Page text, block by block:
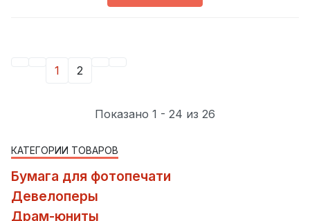
1 2
Показано 1 - 24 из 26
КАТЕГОРИИ ТОВАРОВ
Бумага для фотопечати
Девелоперы
Драм-юниты